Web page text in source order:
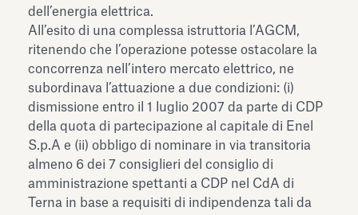
dell’energia elettrica.
All’esito di una complessa istruttoria l’AGCM,
ritenendo che l’operazione potesse ostacolare la
concorrenza nell’intero mercato elettrico, ne
subordinava l’attuazione a due condizioni: (i)
dismissione entro il 1 luglio 2007 da parte di CDP
della quota di partecipazione al capitale di Enel
S.p.A e (ii) obbligo di nominare in via transitoria
almeno 6 dei 7 consiglieri del consiglio di
amministrazione spettanti a CDP nel CdA di
Terna in base a requisiti di indipendenza tali da